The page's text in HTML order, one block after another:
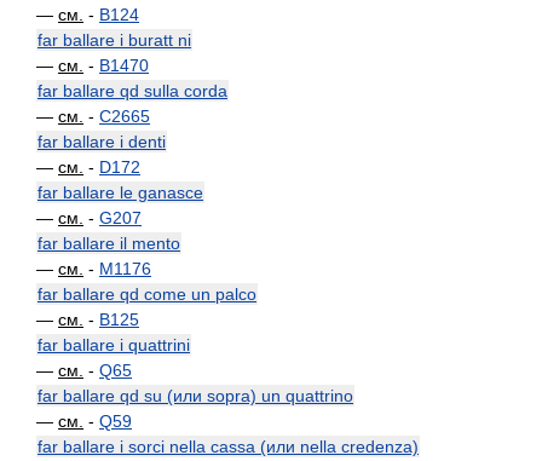
— см. - B124
far ballare i buratt ni
— см. - B1470
far ballare qd sulla corda
— см. - C2665
far ballare i denti
— см. - D172
far ballare le ganasce
— см. - G207
far ballare il mento
— см. - M1176
far ballare qd come un palco
— см. - B125
far ballare i quattrini
— см. - Q65
far ballare qd su (или sopra) un quattrino
— см. - Q59
far ballare i sorci nella cassa (или nella credenza)